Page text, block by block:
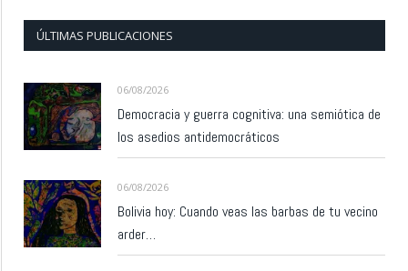
ÚLTIMAS PUBLICACIONES
06/08/2026
Democracia y guerra cognitiva: una semiótica de
los asedios antidemocráticos
06/08/2026
Bolivia hoy: Cuando veas las barbas de tu vecino
arder…